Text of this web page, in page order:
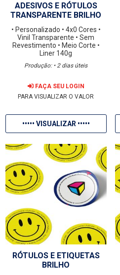
ADESIVOS E RÓTULOS
TRANSPARENTE BRILHO
• Personalizado • 4x0 Cores •
Vinil Transparente • Sem
Revestimento • Meio Corte •
Liner 140g
Produção: • 2 dias úteis
FAÇA SEU LOGIN
PARA VISUALIZAR O VALOR
••••• VISUALIZAR •••••
RÓTULOS E ETIQUETAS
BRILHO